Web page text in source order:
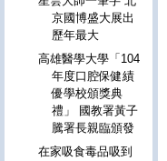
京國博盛大展出
歷年最大
高雄醫學大學「104
年度口腔保健績
優學校頒獎典
禮」 國教署黃子
騰署長親臨頒發
在家吸食毒品吸到